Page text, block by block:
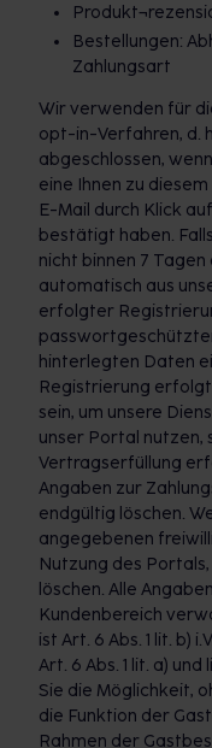
Bestellungen:
Zahlungsart
Wir verwenden für
opt-in-Verfahren, d.
abgeschlossen,
eine Ihnen zu
E-Mail durch Klick
bestätigt haben.
nicht binnen 7
automatisch aus
erfolgter
hinterlegten Daten
Registrierung
sein, um unsere
unser Portal nutzen,
Vertragserfüllung
Angaben zur
endgültig löschen.
angegebenen
Nutzung des
löschen. Alle
Kundenbereich
ist Art. 6 Abs. 1 lit. b)
Art. 6 Abs. 1 lit. a)
Sie die Möglichkeit,
die Funktion der
Rahmen der